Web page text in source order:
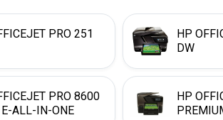
PRO 251
HP
DW
PRO 8600
ALL-IN-ONE
HP